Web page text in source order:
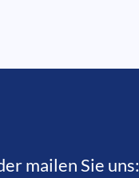
mailen Sie uns: